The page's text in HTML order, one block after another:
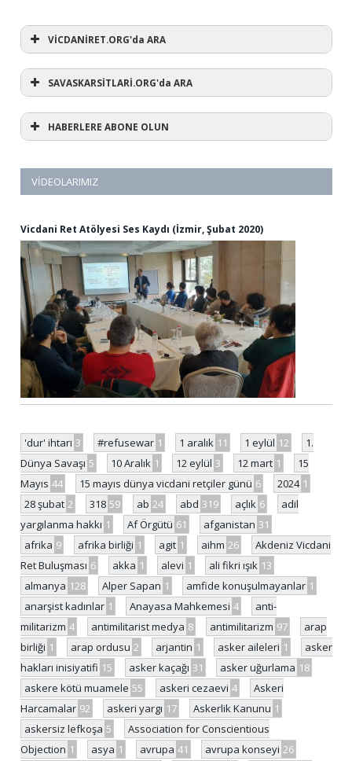
VİCDANİRET.ORG'da ARA
SAVASKARSİTLARİ.ORG'da ARA
HABERLERE ABONE OLUN
VIDEOLARIMIZ
Vicdani Ret Atölyesi Ses Kaydı (İzmir, Şubat 2020)
'dur' ihtarı 3 #refusewar 1 1 aralık 11 1 eylül 12
1.
Dünya Savaşı 5 10 Aralık 1 12 eylül 3 12 mart 1
15
Mayıs 44 15 mayıs dünya vicdani retçiler günü 6 2024 1
28 şubat 2 318 59 ab 24 abd 319 açlık 6
adil
yargılanma hakkı 1 Af Örgütü 61 afganistan 31
afrika 9 afrika birliği 1 agit 1 aihm 26
Akdeniz Vicdani
Ret Buluşması 6 akka 1 alevi 1 ali fikri ışık 13
almanya 128 Alper Sapan 1 amfide konuşulmayanlar 1
anarşist kadınlar 1 Anayasa Mahkemesi 4
anti-
militarizm 4 antimilitarist medya 8 antimilitarizm 97
arap
birliği 1 arap ordusu 2 arjantin 1 asker aileleri 1
asker
hakları inisiyatifi 15 asker kaçağı 31 asker uğurlama 18
askere kötü muamele 55 askeri cezaevi 4
Askeri
Harcamalar 92 askeri yargı 17 Askerlik Kanunu 1
askersiz lefkoşa 5
Association for Conscientious
Objection 1 asya 1 avrupa 41 avrupa konseyi 26